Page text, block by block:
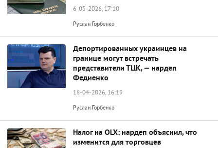
6-05-2026, 17:10
Руслан Горбенко
Депортированных украинцев на
границе могут встречать
представители ТЦК, — нардеп
Федиенко
18-04-2026, 16:19
Руслан Горбенко
Налог на OLX: нардеп объяснил, что
изменится для торговцев